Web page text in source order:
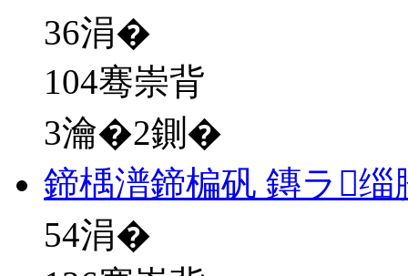
36涓�
104骞崇背
3瀹�2鍘�
鍗楀潽鍗楄矾 鏄ラ缁
54涓�